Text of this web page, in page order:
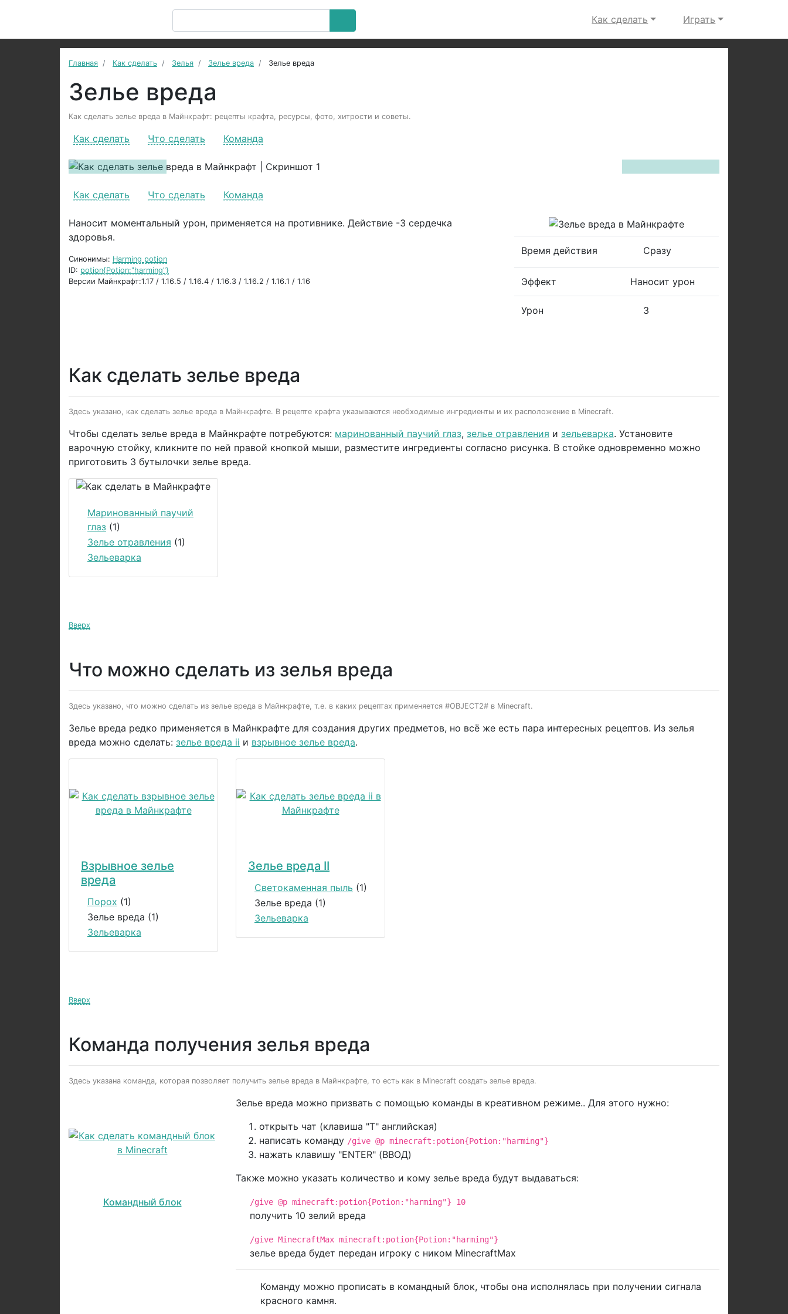
Как сделать Играть
Главная Как сделать Зелья Зелье вреда Зелье вреда
Зелье вреда
Как сделать зелье вреда в Майнкрафт: рецепты крафта, ресурсы, фото, хитрости и советы.
Как сделать Что сделать Команда
Previous
Next
Как сделать
Что сделать Команда
Наносит моментальный урон, применяется на противнике. Действие -3 сердечка
здоровья.
Синонимы: Harming potion
ID: potion{Potion:"harming"}
Версии Майнкрафт:1.17 / 1.16.5 / 1.16.4 / 1.16.3 / 1.16.2 / 1.16.1 / 1.16
Время действия Сразу
Эффект Наносит урон
Урон 3
Как сделать зелье вреда
Здесь указано, как сделать зелье вреда в Майнкрафте. В рецепте крафта указываются необходимые ингредиенты и их расположение в Minecraft.
Чтобы сделать зелье вреда в Майнкрафте потребуются: маринованный паучий глаз, зелье отравления и зельеварка. Установите
варочную стойку, кликните по ней правой кнопкой мыши, разместите ингредиенты согласно рисунка. В стойке одновременно можно
приготовить 3 бутылочки зелье вреда.
Маринованный паучий
глаз (1)
Зелье отравления (1)
Зельеварка
Вверх
Что можно сделать из зелья вреда
Здесь указано, что можно сделать из зелье вреда в Майнкрафте, т.е. в каких рецептах применяется #OBJECT2# в Minecraft.
Зелье вреда редко применяется в Майнкрафте для создания других предметов, но всё же есть пара интересных рецептов. Из зелья
вреда можно сделать: зелье вреда ii и взрывное зелье вреда.
Взрывное зелье
вреда
Порох (1)
Зелье вреда (1)
Зельеварка
Зелье вреда II
Светокаменная пыль (1)
Зелье вреда (1)
Зельеварка
Вверх
Команда получения зелья вреда
Здесь указана команда, которая позволяет получить зелье вреда в Майнкрафте, то есть как в Minecraft создать зелье вреда.
Командный блок
Зелье вреда можно призвать с помощью команды в креативном режиме.. Для этого нужно:
открыть чат (клавиша "T" английская)
написать команду /give @p minecraft:potion{Potion:"harming"}
нажать клавишу "ENTER" (ВВОД)
Также можно указать количество и кому зелье вреда будут выдаваться:
/give @p minecraft:potion{Potion:"harming"} 10
получить 10 зелий вреда
/give MinecraftMax minecraft:potion{Potion:"harming"}
зелье вреда будет передан игроку с ником MinecraftMax
Команду можно прописать в командный блок, чтобы она исполнялась при получении сигнала
красного камня.